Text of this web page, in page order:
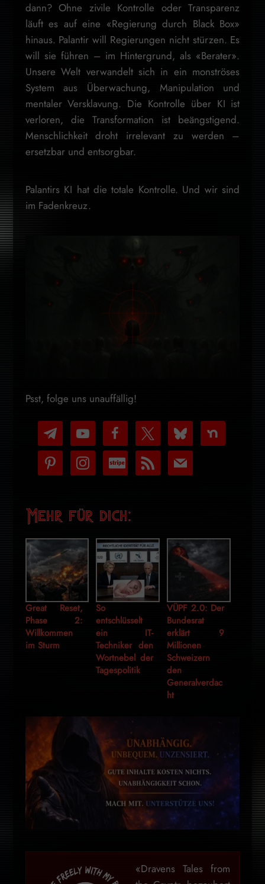
dann? Ohne zivile Kontrolle oder Transparenz
läuft es auf eine «Regierung durch Black Box»
hinaus. Palantir will Regierungen nicht stürzen. Es
will sie führen – im Hintergrund, als «Berater».
Unsere Welt verwandelt sich in ein monströses
System aus Überwachung, Manipulation und
mentaler Versklavung. Die Kontrolle über KI ist
verloren, die Transformation ist beängstigend.
Menschlichkeit droht irrelevant zu werden –
ersetzbar und entsorgbar.
Palantirs KI hat die totale Kontrolle. Und wir sind
im Fadenkreuz.
Psst, folge uns unauffällig!
telegram
youtube-
play
facebook bluesky nextdoor
pinterest instagramcc-
stripe
rss mail
Mehr für dich:
Great Reset,
Phase 2:
Willkommen
im Sturm
So
entschlüsselt
ein IT-
Techniker den
Wortnebel der
Tagespolitik
VÜPF 2.0: Der
Bundesrat
erklärt 9
Millionen
Schweizern
den
Generalverdac
ht
«Dravens Tales from